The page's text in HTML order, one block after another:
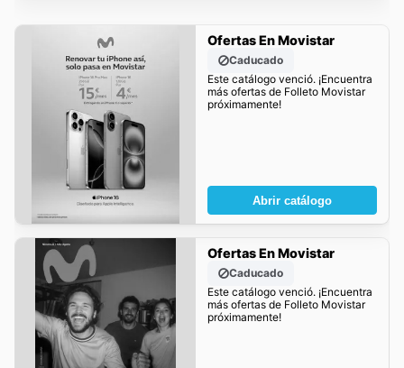
Ofertas En Movistar
Caducado
Este catálogo venció. ¡Encuentra
más ofertas de Folleto Movistar
próximamente!
Abrir catálogo
Ofertas En Movistar
Caducado
Este catálogo venció. ¡Encuentra
más ofertas de Folleto Movistar
próximamente!